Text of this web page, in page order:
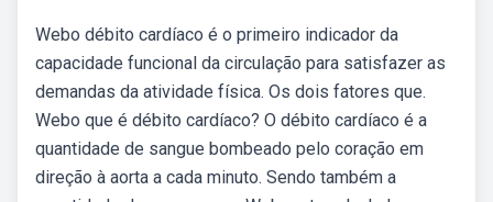
Webo débito cardíaco é o primeiro indicador da
capacidade funcional da circulação para satisfazer as
demandas da atividade física. Os dois fatores que.
Webo que é débito cardíaco? O débito cardíaco é a
quantidade de sangue bombeado pelo coração em
direção à aorta a cada minuto. Sendo também a